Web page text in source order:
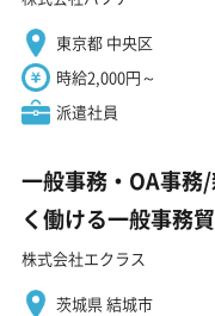
東京都 中央区
時給2,000円～
派遣社員
一般事務・OA事務
く働ける一般事務
株式会社エクラス
茨城県 結城市